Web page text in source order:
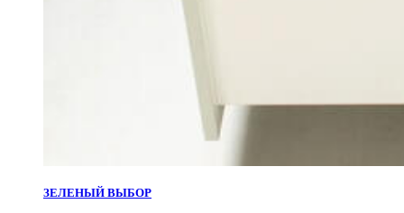
ЗЕЛЕНЫЙ ВЫБОР